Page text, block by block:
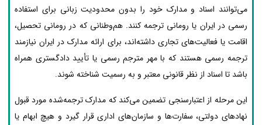
می‌توانند اسناد و مدارک خود را بدون محدودیت زبانی برای استفاده
رسمی در ایران یا رومانی ترجمه کنند. هم‌وطنانی که در رومانی تحصیل،
اقامت یا فعالیت‌های تجاری داشته‌اند، برای ارائه مدارک در ایران نیازمند
ترجمه رسمی هستند که با مهر مترجم رسمی یا تأیید دادگستری همراه
باشد تا اسناد از نظر قانونی معتبر و به رسمیت شناخته شوند.
این مرحله از اعتبارسنجی تضمین می‌کند که مدارک ترجمه‌شده مورد قبول
نهادهای دولتی، سفارت‌ها و سازمان‌های اداری قرار گیرد و هیچ ابهام یا